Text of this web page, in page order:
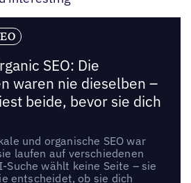
SEO: Die
waren nie dieselben –
beide, bevor sie dich
und organische SEO war
laufen auf verschiedenen
Suche wählt keine Seite – sie
entscheidet, ob sie dich